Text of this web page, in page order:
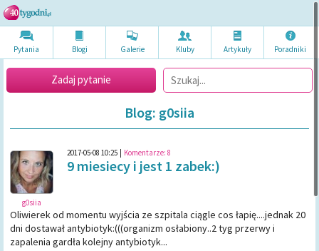
Pytania Blogi Galerie Kluby Artykuły Poradniki
Zadaj pytanie
Blog: g0siia
g0siia
2017-05-08 10:25 Komentarze: 8
9 miesiecy i jest 1 zabek:)
Oliwierek od momentu wyjścia ze szpitala ciągle cos łapię....jednak 20
dni dostawał antybiotyk:(((organizm osłabiony..2 tyg przerwy i
zapalenia gardła kolejny antybiotyk...